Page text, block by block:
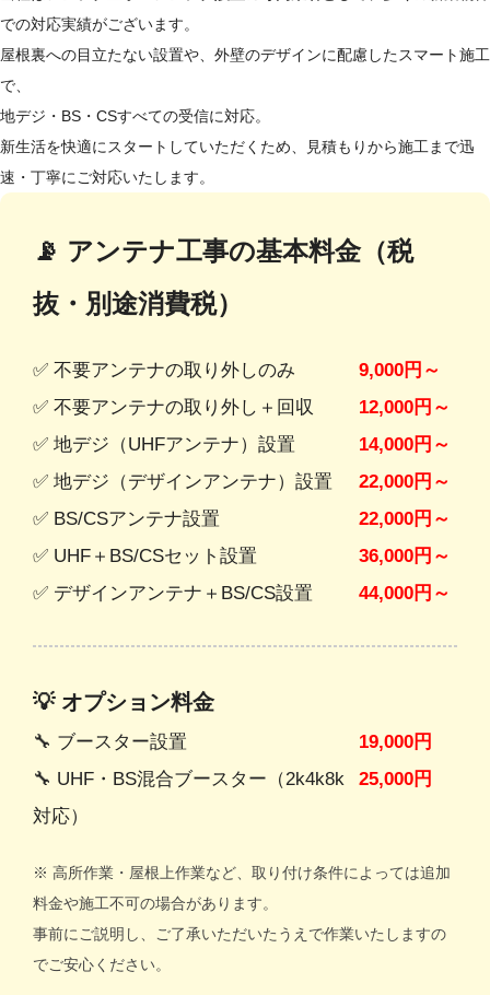
での対応実績がございます。
屋根裏への目立たない設置や、外壁のデザインに配慮したスマート施工
で、
地デジ・BS・CSすべての受信に対応。
新生活を快適にスタートしていただくため、見積もりから施工まで迅
速・丁寧にご対応いたします。
📡 アンテナ工事の基本料金（税
抜・別途消費税）
✅ 不要アンテナの取り外しのみ
9,000円～
✅ 不要アンテナの取り外し＋回収
12,000円～
✅ 地デジ（UHFアンテナ）設置
14,000円～
✅ 地デジ（デザインアンテナ）設置
22,000円～
✅ BS/CSアンテナ設置
22,000円～
✅ UHF＋BS/CSセット設置
36,000円～
✅ デザインアンテナ＋BS/CS設置
44,000円～
💡 オプション料金
🔧 ブースター設置
19,000円
🔧 UHF・BS混合ブースター（2k4k8k
対応）
25,000円
※ 高所作業・屋根上作業など、取り付け条件によっては追加
料金や施工不可の場合があります。
事前にご説明し、ご了承いただいたうえで作業いたしますの
でご安心ください。